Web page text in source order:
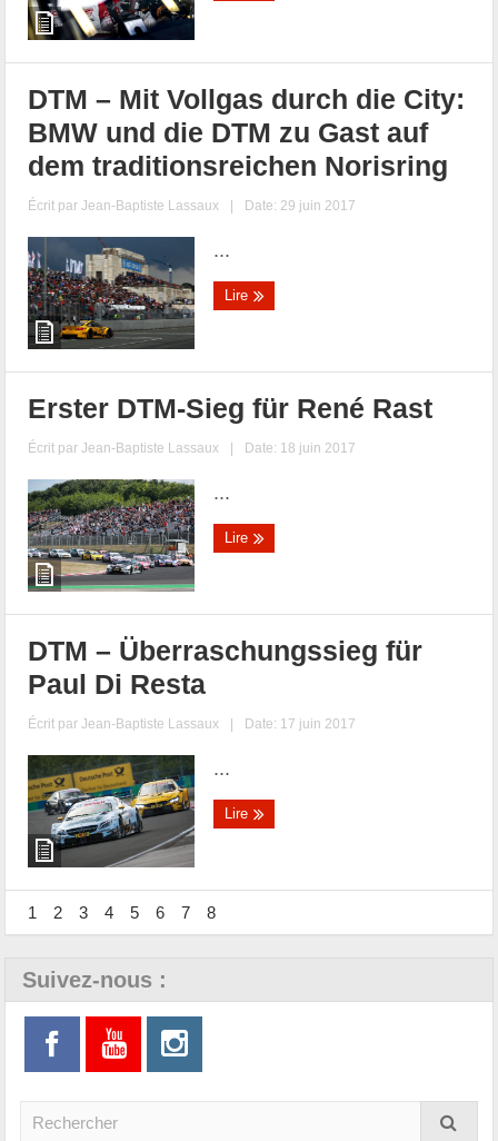
DTM – Mit Vollgas durch die City:
BMW und die DTM zu Gast auf
dem traditionsreichen Norisring
Écrit parJean-Baptiste Lassaux | Date: 29 juin 2017
...
Lire
Erster DTM-Sieg für René Rast
Écrit parJean-Baptiste Lassaux | Date: 18 juin 2017
...
Lire
DTM – Überraschungssieg für
Paul Di Resta
Écrit parJean-Baptiste Lassaux | Date: 17 juin 2017
...
Lire
1 2 3 4 5 6 7 8
Suivez-nous :